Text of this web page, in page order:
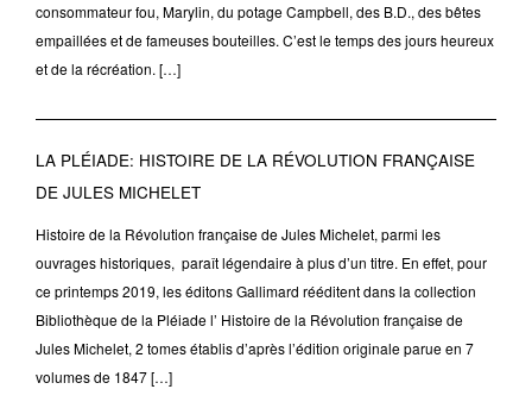
consommateur fou, Marylin, du potage Campbell, des B.D., des bêtes
empaillées et de fameuses bouteilles. C’est le temps des jours heureux
et de la récréation. […]
LA PLÉIADE: HISTOIRE DE LA RÉVOLUTION FRANÇAISE
DE JULES MICHELET
Histoire de la Révolution française de Jules Michelet, parmi les
ouvrages historiques, paraît légendaire à plus d’un titre. En effet, pour
ce printemps 2019, les éditons Gallimard rééditent dans la collection
Bibliothèque de la Pléiade l’ Histoire de la Révolution française de
Jules Michelet, 2 tomes établis d’après l’édition originale parue en 7
volumes de 1847 […]